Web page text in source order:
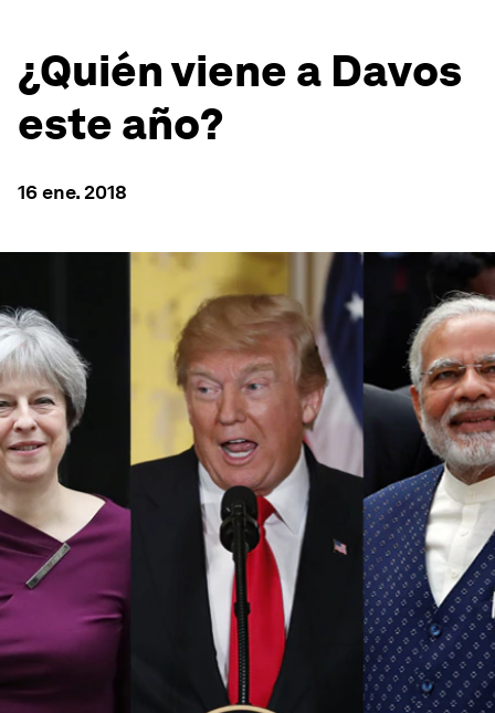
¿Quién viene a Davos
este año?
16 ene. 2018